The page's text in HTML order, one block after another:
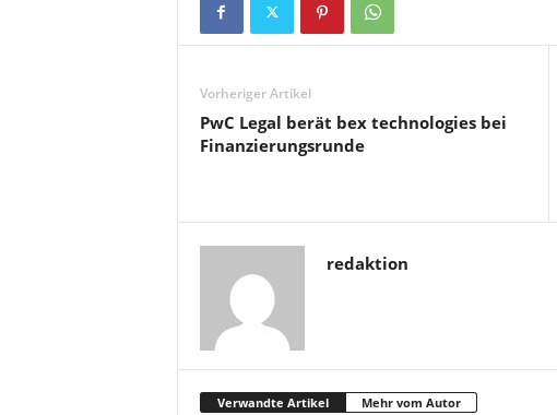
Vorheriger Artikel
PwC Legal berät bex technologies bei
Finanzierungsrunde
redaktion
Verwandte Artikel Mehr vom Autor